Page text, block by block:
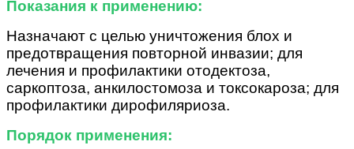
Показания к применению:
Назначают с целью уничтожения блох и
предотвращения повторной инвазии; для
лечения и профилактики отодектоза,
саркоптоза, анкилостомоза и токсокароза; для
профилактики дирофиляриоза.
Порядок применения: